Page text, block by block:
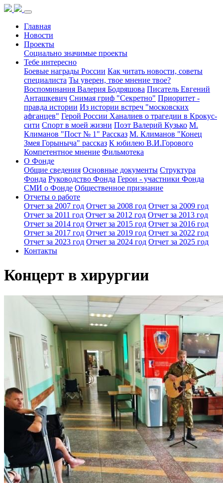
Главная
Новости
Проекты
Социально значимые проекты
Тебе интересно
Боевые награды России Как читать новости, советы
специалиста Ты уверен, твое мнение твое?
Воспоминания Валерия Бодряшова Писатель Евгений
Анташкевич Снимая гриф "Секретно" Приоритет -
правда истории Из истории встреч "московских
афганцев" Герой России Ханалиев о трагедии в Крокус-
сити Спорт в моей жизни Поэт Валерий Кузько М.
Климанов "Пост № 1" Рассказ М. Климанов "Конец
Змея Горыныча" рассказ К юбилею В.И.Горового
Компетентное мнение Фильмотека
О Фонде
Общие сведения Основные документы Структура
Фонда Руководство Фонда Герои - участники Фонда
СМИ о Фонде Общественное признание
Отчеты о работе
Отчет за 2007 год Отчет за 2008 год Отчет за 2009 год
Отчет за 2011 год Отчет за 2012 год Отчет за 2013 год
Отчет за 2014 год Отчет за 2015 год Отчет за 2016 год
Отчет за 2017 год Отчет за 2019 год Отчет за 2022 год
Отчет за 2023 год Отчет за 2024 год Отчет за 2025 год
Контакты
Концерт в хирургии